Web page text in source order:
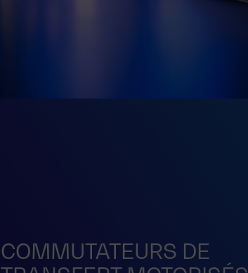
COMMUTATEURS DE